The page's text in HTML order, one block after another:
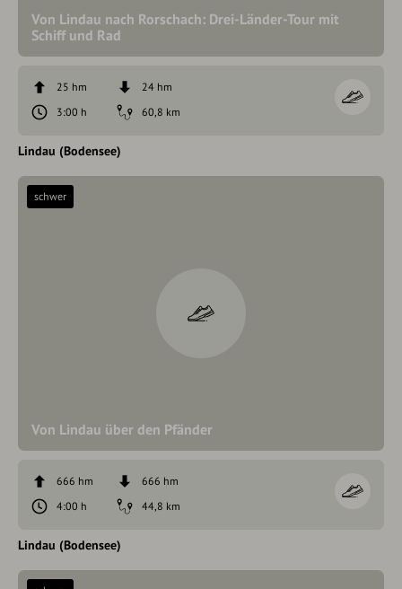
Von Lindau nach Rorschach: Drei-Länder-Tour mit
Schiff und Rad
25 hm
24 hm
3:00 h
60,8 km
Lindau (Bodensee)
Von Lindau über den Pfänder
schwer
666 hm
666 hm
4:00 h
44,8 km
Lindau (Bodensee)